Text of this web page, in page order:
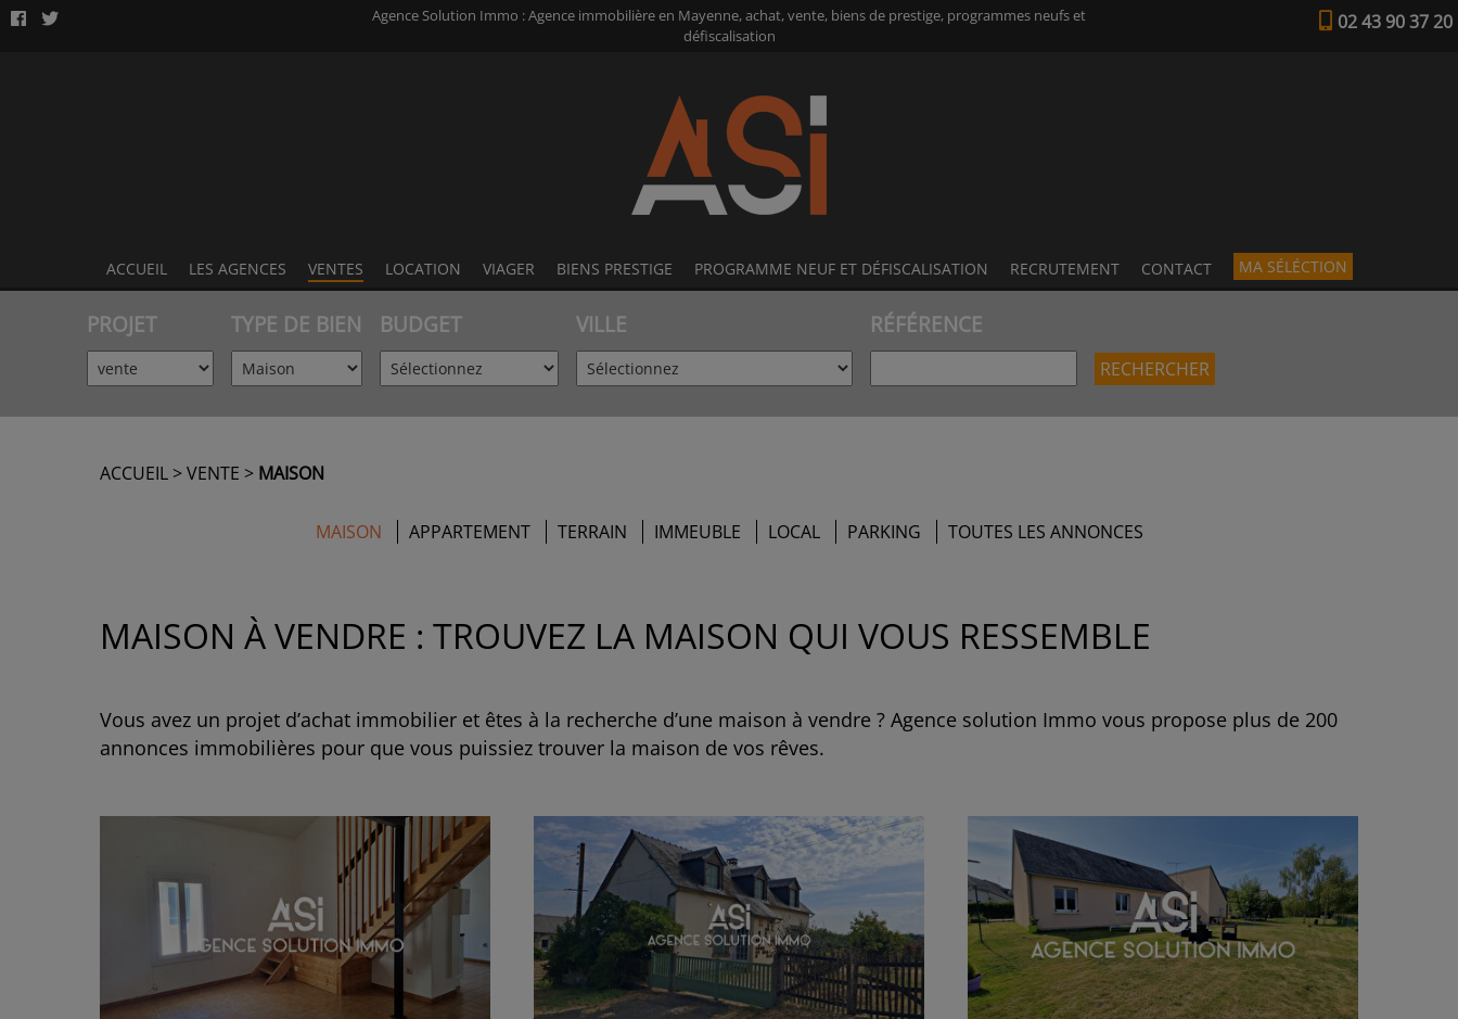
Agence Solution Immo : Agence immobilière en Mayenne, achat, vente, biens de prestige, programmes neufs et
défiscalisation
02 43 90 37 20
ACCUEIL LES AGENCES
AGENCE DE VIVIERS
VENTES LOCATION VIAGER BIENS PRESTIGE PROGRAMME NEUF ET DÉFISCALISATION RECRUTEMENT CONTACT MA SÉLÉCTION
PROJET TYPE DE BIEN BUDGET VILLE RÉFÉRENCE
ACCUEIL >VENTE > MAISON
MAISON APPARTEMENT TERRAIN IMMEUBLE LOCAL PARKING TOUTES LES ANNONCES
MAISON À VENDRE : TROUVEZ LA MAISON QUI VOUS RESSEMBLE
Vous avez un projet d’achat immobilier et êtes à la recherche d’une maison à vendre ? Agence solution Immo vous propose plus de 200
annonces immobilières pour que vous puissiez trouver la maison de vos rêves.